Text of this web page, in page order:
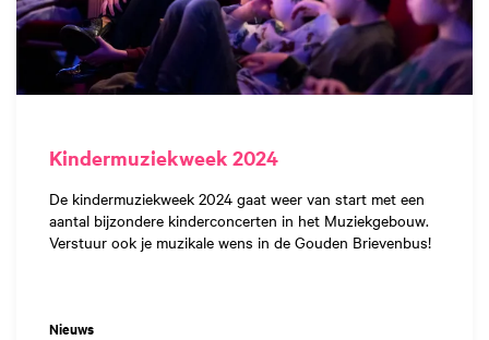
Kindermuziekweek 2024
De kindermuziekweek 2024 gaat weer van start met een
aantal bijzondere kinderconcerten in het Muziekgebouw.
Verstuur ook je muzikale wens in de Gouden Brievenbus!
Nieuws